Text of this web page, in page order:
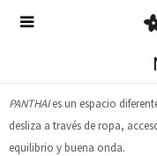

PANTHAIes un espacio
desliza a través de ropa,
equilibrio y buena onda.